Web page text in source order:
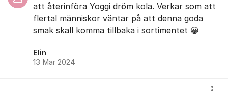
att återinföra Yoggi dröm kola. Verkar som att
flertal människor väntar på att denna goda
smak skall komma tillbaka i sortimentet 😀
Elin
13 Mar 2024